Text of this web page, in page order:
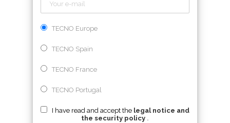
TECNO Europe
TECNO Spain
TECNO France
TECNO Portugal
I have read and accept the legal notice and
the security policy .